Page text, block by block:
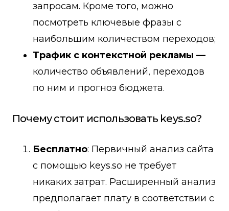
запросам. Кроме того, можно
посмотреть ключевые фразы с
наибольшим количеством переходов;
Трафик с контекстной рекламы —
количество объявлений, переходов
по ним и прогноз бюджета.
Почему стоит использовать keys.so?
Бесплатно: Первичный анализ сайта
с помощью keys.so не требует
никаких затрат. Расширенный анализ
предполагает плату в соответствии с